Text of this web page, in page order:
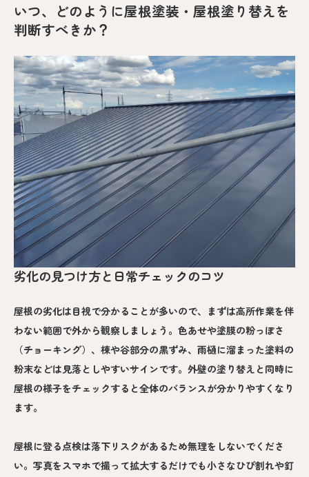
いつ、どのように屋根塗装・屋根塗り替えを
判断すべきか？
劣化の見つけ方と日常チェックのコツ
屋根の劣化は目視で分かることが多いので、まずは高所作業を伴
わない範囲で外から観察しましょう。色あせや塗膜の粉っぽさ
（チョーキング）、棟や谷部分の黒ずみ、雨樋に溜まった塗料の
粉末などは見落としやすいサインです。外壁の塗り替えと同時に
屋根の様子をチェックすると全体のバランスが分かりやすくなり
ます。
屋根に登る点検は落下リスクがあるため無理をしないでくださ
い。写真をスマホで撮って拡大するだけでも小さなひび割れや釘